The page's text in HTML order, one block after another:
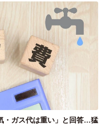
・ガス代は重い」と回答…猛